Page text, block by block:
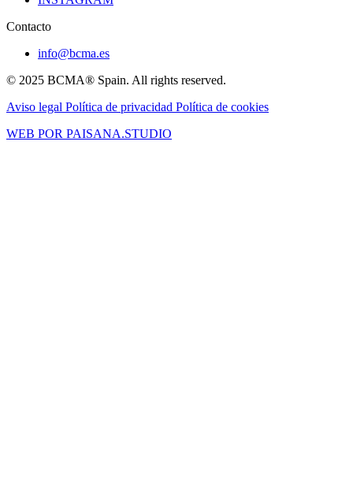
Contacto
info@bcma.es
© 2025 BCMA® Spain. All rights reserved.
Aviso legal Política de privacidad Política de cookies
WEB POR PAISANA.STUDIO